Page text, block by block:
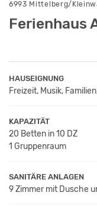
6993 Mittelberg/
Ferienhaus
HAUSEIGNUNG
Freizeit, Musik,
KAPAZITÄT
20 Betten in 10 DZ
1 Gruppenraum
SANITÄRE ANLAGEN
9 Zimmer mit Dusche